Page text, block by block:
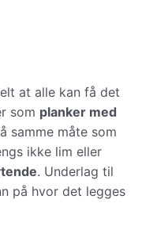
at alle kan få det
som planker med
samme måte som
ikke lim eller
. Underlag til
på hvor det legges